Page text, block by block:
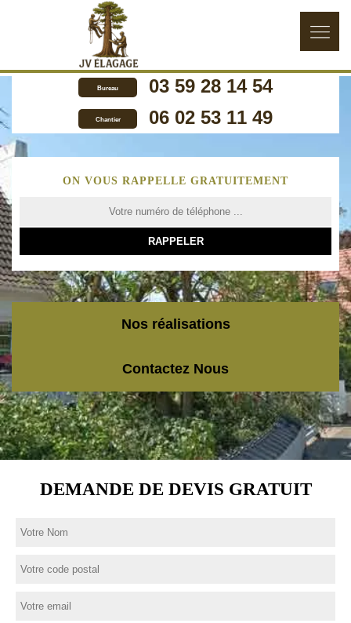
Bureau 03 59 28 14 54
Chantier 06 02 53 11 49
ON VOUS RAPPELLE GRATUITEMENT
Nos réalisations
Contactez Nous
DEMANDE DE DEVIS GRATUIT